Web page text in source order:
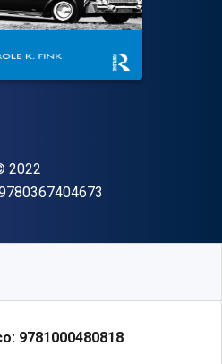
2022
9781000480818